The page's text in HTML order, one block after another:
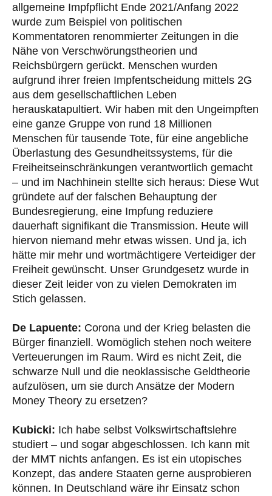
allgemeine Impfpflicht Ende 2021/Anfang 2022
wurde zum Beispiel von politischen
Kommentatoren renommierter Zeitungen in die
Nähe von Verschwörungstheorien und
Reichsbürgern gerückt. Menschen wurden
aufgrund ihrer freien Impfentscheidung mittels 2G
aus dem gesellschaftlichen Leben
herauskatapultiert. Wir haben mit den Ungeimpften
eine ganze Gruppe von rund 18 Millionen
Menschen für tausende Tote, für eine angebliche
Überlastung des Gesundheitssystems, für die
Freiheitseinschränkungen verantwortlich gemacht
– und im Nachhinein stellte sich heraus: Diese Wut
gründete auf der falschen Behauptung der
Bundesregierung, eine Impfung reduziere
dauerhaft signifikant die Transmission. Heute will
hiervon niemand mehr etwas wissen. Und ja, ich
hätte mir mehr und wortmächtigere Verteidiger der
Freiheit gewünscht. Unser Grundgesetz wurde in
dieser Zeit leider von zu vielen Demokraten im
Stich gelassen.
De Lapuente: Corona und der Krieg belasten die
Bürger finanziell. Womöglich stehen noch weitere
Verteuerungen im Raum. Wird es nicht Zeit, die
schwarze Null und die neoklassische Geldtheorie
aufzulösen, um sie durch Ansätze der Modern
Money Theory zu ersetzen?
Kubicki: Ich habe selbst Volkswirtschaftslehre
studiert – und sogar abgeschlossen. Ich kann mit
der MMT nichts anfangen. Es ist ein utopisches
Konzept, das andere Staaten gerne ausprobieren
können. In Deutschland wäre ihr Einsatz schon